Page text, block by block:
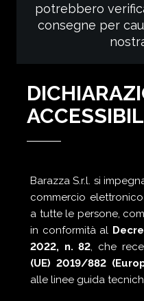
potrebbero
consegne per
Barazza S.r.l. si
commercio elettronico
a tutte le persone,
in conformità al
2022, n. 82, che
(UE) 2019/882
alle linee guida